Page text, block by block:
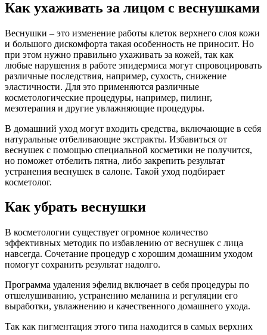
Как ухаживать за лицом с веснушками
Веснушки – это изменение работы клеток верхнего слоя кожи
и большого дискомфорта такая особенность не приносит. Но
при этом нужно правильно ухаживать за кожей, так как
любые нарушения в работе эпидермиса могут спровоцировать
различные последствия, например, сухость, снижение
эластичности. Для это применяются различные
косметологические процедуры, например, пилинг,
мезотерапия и другие увлажняющие процедуры.
В домашний уход могут входить средства, включающие в себя
натуральные отбеливающие экстракты. Избавиться от
веснушек с помощью специальной косметики не получится,
но поможет отбелить пятна, либо закрепить результат
устранения веснушек в салоне. Такой уход подбирает
косметолог.
Как убрать веснушки
В косметологии существует огромное количество
эффективных методик по избавлению от веснушек с лица
навсегда. Сочетание процедур с хорошим домашним уходом
помогут сохранить результат надолго.
Программа удаления эфелид включает в себя процедуры по
отшелушиванию, устранению меланина и регуляции его
выработки, увлажнению и качественного домашнего ухода.
Так как пигментация этого типа находится в самых верхних